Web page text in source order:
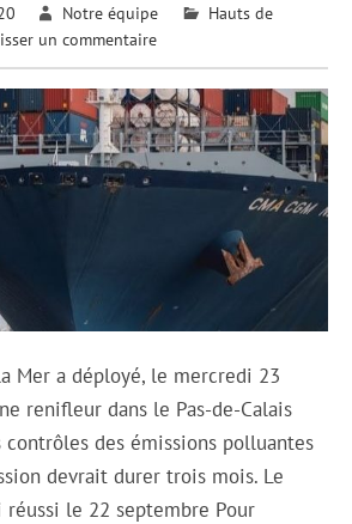
Notre équipe
Hauts de
un commentaire
Mer a déployé, le mercredi 23
renifleur dans le Pas-de-Calais
des émissions polluantes
devrait durer trois mois. Le
réussi le 22 septembre Pour